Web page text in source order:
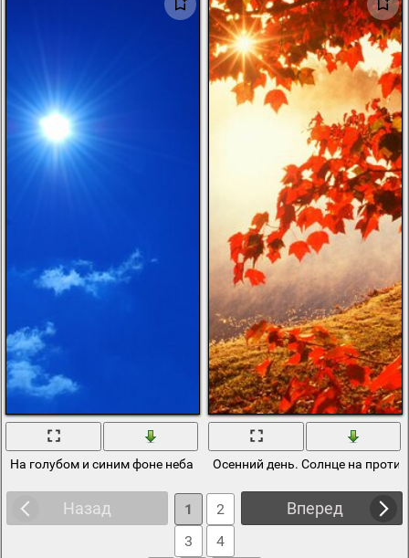
На голубом и синим фоне неба солнце тоже кажется голубым
Осенний день. Солнце на
Назад Вперед
1
2
3
4